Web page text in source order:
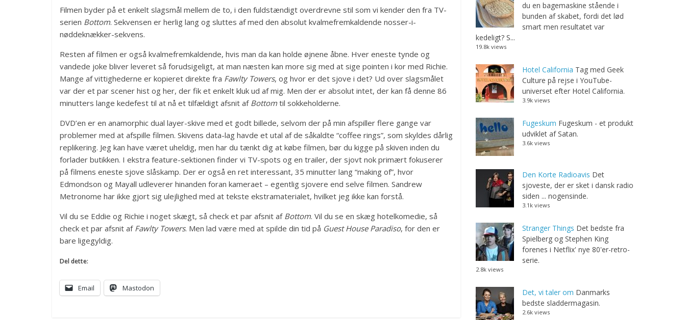
Filmen byder på et enkelt slagsmål mellem de to, i den fuldstændigt overdrevne stil som vi kender den fra TV-
serien Bottom. Sekvensen er herlig lang og sluttes af med den absolut kvalmefremkaldende nosser-i-
nøddeknækker-sekvens.
Resten af filmen er også kvalmefremkaldende, hvis man da kan holde øjnene åbne. Hver eneste tynde og
vandede joke bliver leveret så forudsigeligt, at man næsten kan more sig med at sige pointen i kor med Richie.
Mange af vittighederne er kopieret direkte fra Fawlty Towers, og hvor er det sjove i det? Ud over slagsmålet
var der et par scener hist og her, der fik et enkelt kluk ud af mig. Men der er absolut intet, der kan få denne 86
minutters lange kedefest til at nå et tilfældigt afsnit af Bottom til sokkeholderne.
DVD’en er en anamorphic dual layer-skive med et godt billede, selvom der på min afspiller flere gange var
problemer med at afspille filmen. Skivens data-lag havde et utal af de såkaldte “coffee rings”, som skyldes dårlig
replikering. Jeg kan have været uheldig, men har du tænkt dig at købe filmen, bør du kigge på skiven inden du
forlader butikken. I ekstra feature-sektionen finder vi TV-spots og en trailer, der sjovt nok primært fokuserer
på filmens eneste sjove slåskamp. Der er også en ret interessant, 35 minutter lang “making of”, hvor
Edmondson og Mayall udleverer hinanden foran kameraet – egentlig sjovere end selve filmen. Sandrew
Metronome har ikke gjort sig ulejlighed med at tekste ekstramaterialet, hvilket jeg ikke kan forstå.
Vil du se Eddie og Richie i noget skægt, så check et par afsnit af Bottom. Vil du se en skæg hotelkomedie, så
check et par afsnit af Fawlty Towers. Men lad være med at spilde din tid på Guest House Paradiso, for den er
bare ligegyldig.
Del dette:
Email Mastodon
du en bagemaskine stående i
bunden af skabet, fordi det lød
smart men resultatet var
kedeligt? S...
19.8k views
Hotel California Tag med Geek
Culture på rejse i YouTube-
universet efter Hotel California.
3.9k views
Fugeskum Fugeskum - et produkt
udviklet af Satan.
3.6k views
Den Korte Radioavis Det
sjoveste, der er sket i dansk radio
siden ... nogensinde.
3.1k views
Stranger Things Det bedste fra
Spielberg og Stephen King
forenes i Netflix' nye 80'er-retro-
serie.
2.8k views
Det, vi taler om Danmarks
bedste sladdermagasin.
2.6k views